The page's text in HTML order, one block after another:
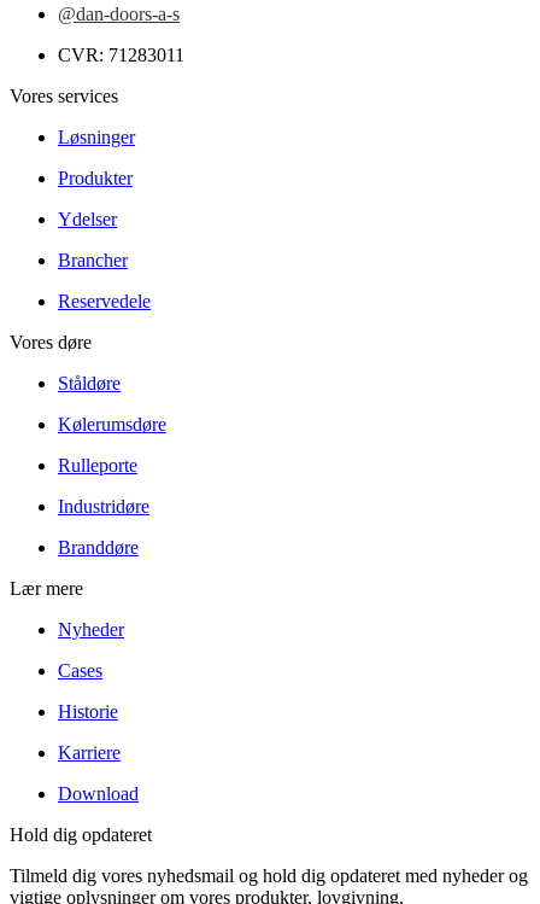
@dan-doors-a-s
CVR: 71283011
Vores services
Løsninger
Produkter
Ydelser
Brancher
Reservedele
Vores døre
Ståldøre
Kølerumsdøre
Rulleporte
Industridøre
Branddøre
Lær mere
Nyheder
Cases
Historie
Karriere
Download
Hold dig opdateret
Tilmeld dig vores nyhedsmail og hold dig opdateret med nyheder og
vigtige oplysninger om vores produkter, lovgivning,